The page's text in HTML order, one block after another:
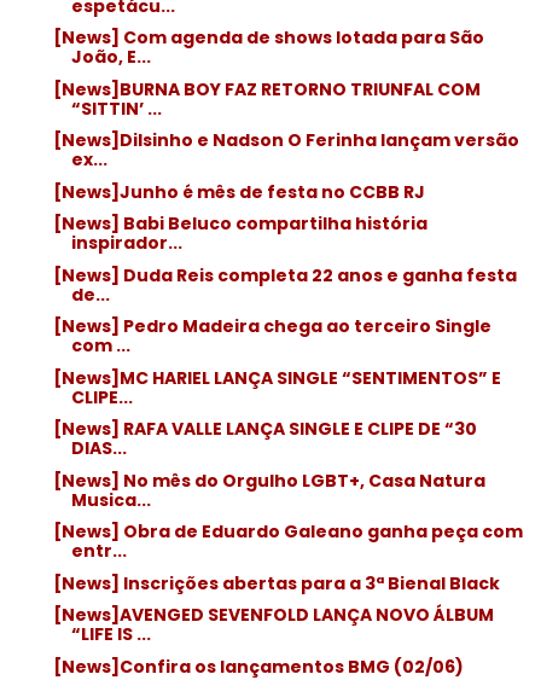
espetácu...
[News] Com agenda de shows lotada para São
João, E...
[News]BURNA BOY FAZ RETORNO TRIUNFAL COM
“SITTIN’ ...
[News]Dilsinho e Nadson O Ferinha lançam versão
ex...
[News]Junho é mês de festa no CCBB RJ
[News] Babi Beluco compartilha história
inspirador...
[News] Duda Reis completa 22 anos e ganha festa
de...
[News] Pedro Madeira chega ao terceiro Single
com ...
[News]MC HARIEL LANÇA SINGLE “SENTIMENTOS” E
CLIPE...
[News] RAFA VALLE LANÇA SINGLE E CLIPE DE “30
DIAS...
[News] No mês do Orgulho LGBT+, Casa Natura
Musica...
[News] Obra de Eduardo Galeano ganha peça com
entr...
[News] Inscrições abertas para a 3ª Bienal Black
[News]AVENGED SEVENFOLD LANÇA NOVO ÁLBUM
“LIFE IS ...
[News]Confira os lançamentos BMG (02/06)